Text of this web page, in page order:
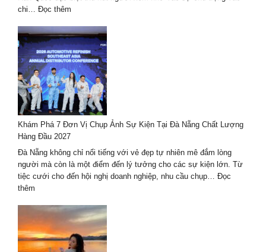
chi… Đọc thêm
ảnh
gia
đình
phong
cách
Hàn
Quốc
–
xu
mới
nhất
2024-
Khám Phá 7 Đơn Vị Chụp Ảnh Sự Kiện Tại Đà Nẵng Chất Lượng
Hàng Đầu 2027
Đà Nẵng không chỉ nổi tiếng với vẻ đẹp tự nhiên mê đắm lòng
người mà còn là một điểm đến lý tưởng cho các sự kiện lớn. Từ
tiệc cưới cho đến hội nghị doanh nghiệp, nhu cầu chụp… Đọc
thêm
Phá
7
Đơn
Vị